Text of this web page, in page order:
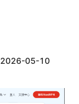
2026-05-10